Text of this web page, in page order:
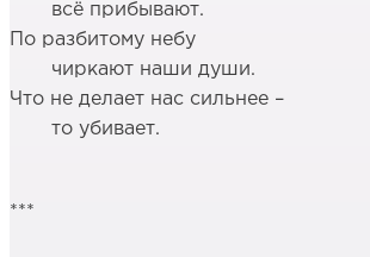
всё прибывают.
По разбитому небу
чиркают наши души.
Что не делает нас сильнее –
то убивает.
***